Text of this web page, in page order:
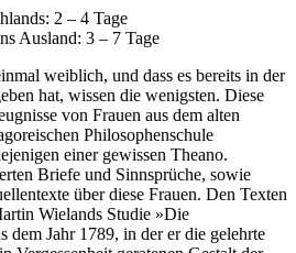
2 – 4 Tage
Ausland: 3 – 7 Tage
weiblich, und dass es bereits in der
hat, wissen die wenigsten. Diese
von Frauen aus dem alten
Philosophenschule
einer gewissen Theano.
Briefe und Sinnsprüche, sowie
über diese Frauen. Den Texten
Wielands Studie »Die
dem Jahr 1789, in der er die gelehrte